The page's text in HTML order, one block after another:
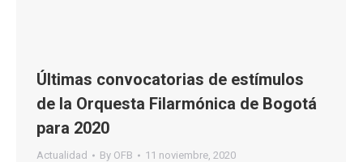
Últimas convocatorias de estímulos
de la Orquesta Filarmónica de Bogotá
para 2020
Actualidad By OFB 11 noviembre, 2020